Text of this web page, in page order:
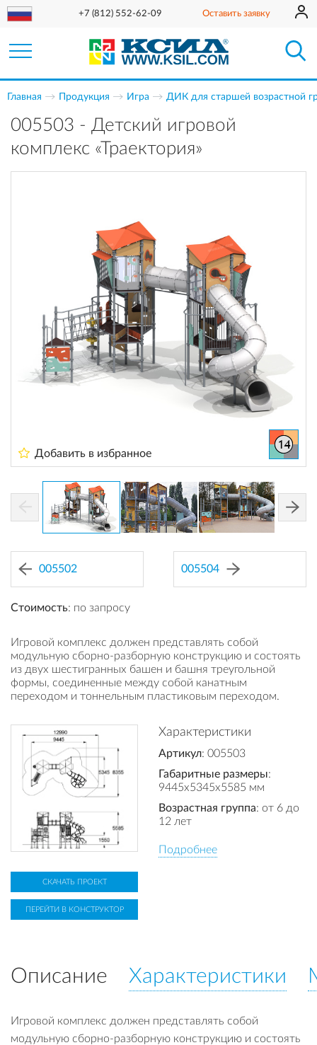
+7 (812) 552-62-09 Оставить заявку
Главная Продукция Игра ДИК для старшей возрастной
005503 - Детский игровой
комплекс «Траектория»
Добавить в избранное
005502 005504
Стоимость: по запросу
Игровой комплекс должен представлять собой
модульную сборно-разборную конструкцию и состоять
из двух шестигранных башен и башня треугольной
формы, соединенные между собой канатным
переходом и тоннельным пластиковым переходом.
Характеристики
Артикул: 005503
Габаритные размеры:
9445x5345x5585 мм
Возрастная группа: от 6 до
12 лет
Подробнее
СКАЧАТЬ ПРОЕКТ
ПЕРЕЙТИ В КОНСТРУКТОР
Описание Характеристики
Игровой комплекс должен представлять собой
модульную сборно-разборную конструкцию и состоять